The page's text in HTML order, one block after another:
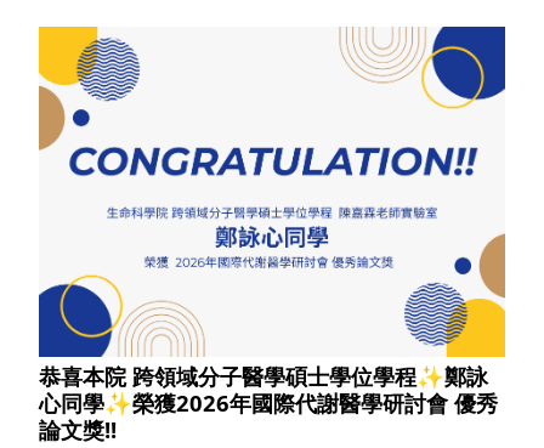
恭喜本院 跨領域分子醫學碩士學位學程✨鄭詠
心同學✨榮獲2026年國際代謝醫學研討會 優秀
論文獎!!